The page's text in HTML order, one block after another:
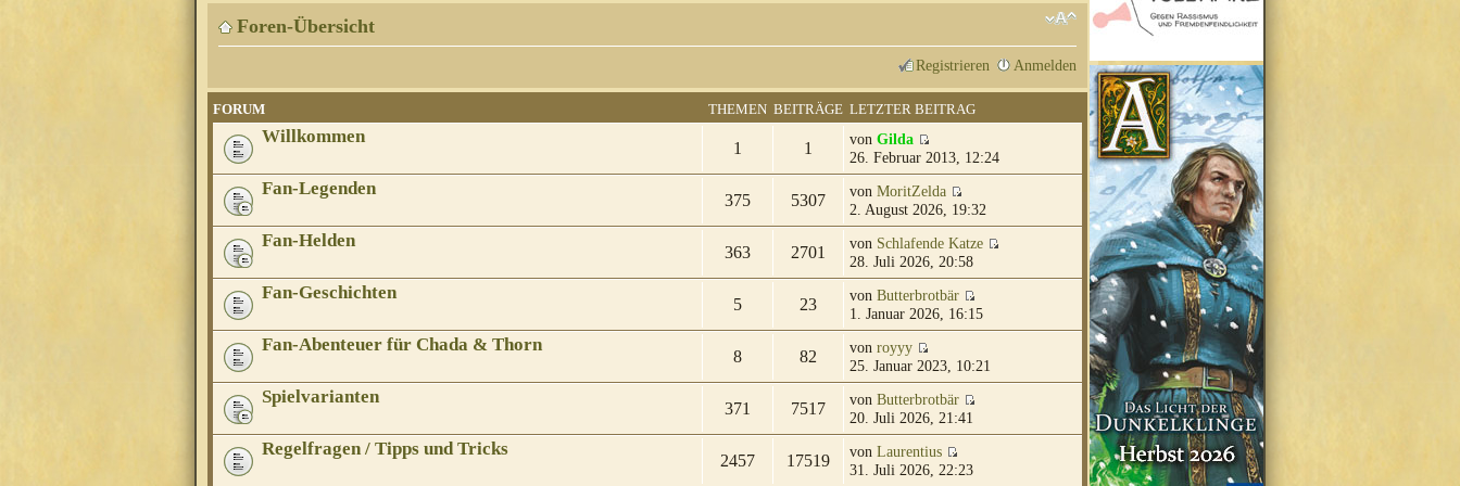
Foren-Übersicht
Registrieren Anmelden
FORUM THEMEN BEITRÄGE LETZTER BEITRAG
Willkommen
1 1 von Gilda
26. Februar 2013, 12:24
Fan-Legenden
375 5307 von MoritZelda
2. August 2026, 19:32
Fan-Helden
363 2701 von Schlafende Katze
28. Juli 2026, 20:58
Fan-Geschichten
5 23 von Butterbrotbär
1. Januar 2026, 16:15
Fan-Abenteuer für Chada & Thorn
8 82 von royyy
25. Januar 2023, 10:21
Spielvarianten
371 7517 von Butterbrotbär
20. Juli 2026, 21:41
Regelfragen / Tipps und Tricks
2457 17519 von Laurentius
31. Juli 2026, 22:23